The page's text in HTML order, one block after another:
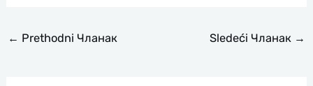
← Prethodni Чланак Sledeći Чланак →